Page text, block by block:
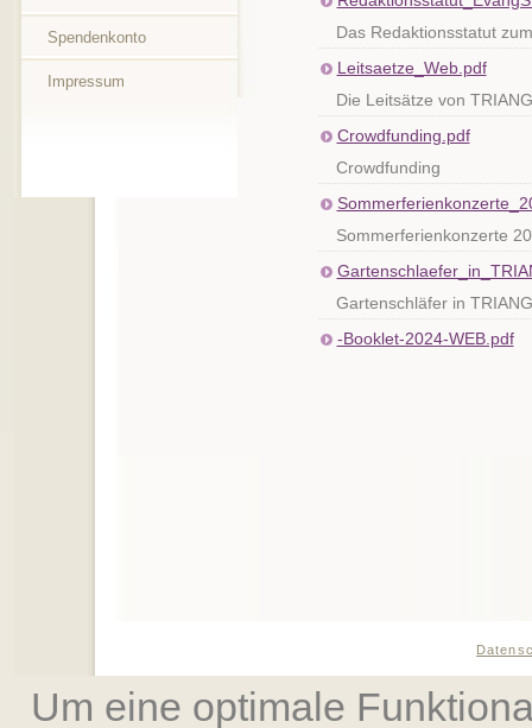
Spendenkonto
Impressum
Das Redaktionsstatut
Leitsaetze_Web.pdf
Die Leitsätze von
Crowdfunding.pdf
Crowdfunding
Sommerferienkonzerte
Gartenschläfer in
-Booklet-2024-WEB.pdf
Um eine optimale